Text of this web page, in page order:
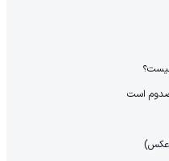
است
(عکس)